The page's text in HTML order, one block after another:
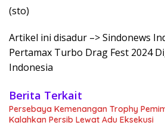
(sto)
Artikel ini disadur –> Sindonews
Pertamax Turbo Drag Fest 2024
Indonesia
Berita Terkait
Persebaya Kemenangan Trophy
Kalahkan Persib Lewat Adu Eksekusi